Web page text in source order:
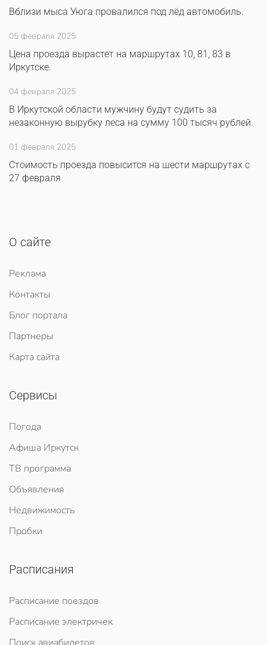
Вблизи мыса Уюга провалился под лёд автомобиль.
05 февраля 2025
Цена проезда вырастет на маршрутах 10, 81, 83 в
Иркутске.
04 февраля 2025
В Иркутской области мужчину будут судить за
незаконную вырубку леса на сумму 100 тысяч рублей.
01 февраля 2025
Стоимость проезда повысится на шести маршрутах с
27 февраля
О сайте
Реклама
Контакты
Блог портала
Партнеры
Карта сайта
Сервисы
Погода
Афиша Иркутск
ТВ программа
Объявления
Недвижимость
Пробки
Расписания
Расписание поездов
Расписание электричек